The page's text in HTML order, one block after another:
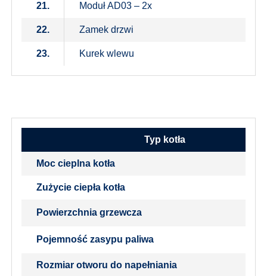
21. Moduł AD03 – 2x
22. Zamek drzwi
23. Kurek wlewu
Typ kotła
Moc cieplna kotła
Zużycie ciepła kotła
Powierzchnia grzewcza
Pojemność zasypu paliwa
Rozmiar otworu do napełniania